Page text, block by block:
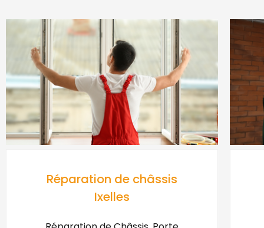
Réparation de châssis
Ixelles